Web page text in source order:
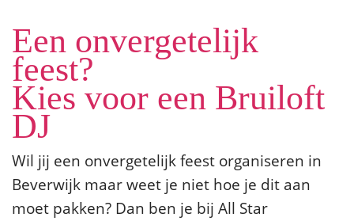
Een onvergetelijk
feest?
Kies voor een Bruiloft
DJ
Wil jij een onvergetelijk feest organiseren in
Beverwijk maar weet je niet hoe je dit aan
moet pakken? Dan ben je bij All Star